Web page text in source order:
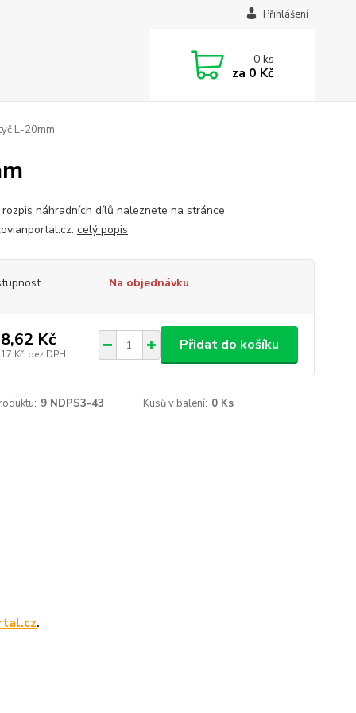
Přihlášení
0ks
za 0 Kč
L-20mm
rozpis náhradních dílů naleznete na stránce
celý popis
Na objednávku
Kč
Kč bez DPH
Přidat do košíku
9 NDPS3-43 Kusů v balení: 0 Ks
.